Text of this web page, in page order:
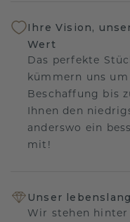
Ihre Vision,
Wert
Das perfekte
kümmern uns
Beschaffung bis
Ihnen den
anderswo ein
mit!
Unser
Wir stehen